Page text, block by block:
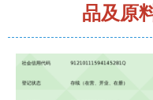
品及原